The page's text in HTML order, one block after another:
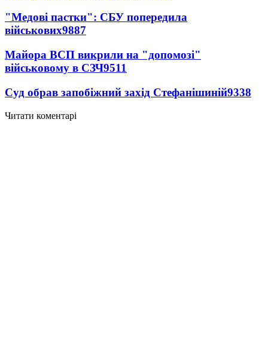
"Медові пастки": СБУ попередила
військових9887
Майора ВСП викрили на "допомозі"
військовому в СЗЧ9511
Суд обрав запобіжний захід Стефанішиній9338
Читати коментарі